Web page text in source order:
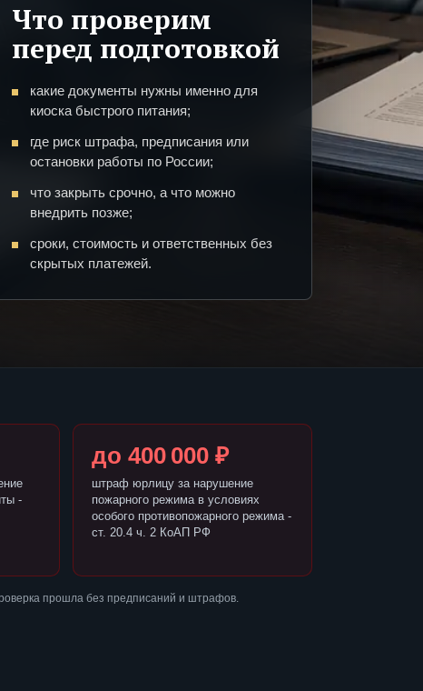
Что проверим
перед подготовкой
какие документы нужны именно для
киоска быстрого питания;
где риск штрафа, предписания или
остановки работы по России;
что закрыть срочно, а что можно
внедрить позже;
сроки, стоимость и ответственных без
скрытых платежей.
-
до 400 000 ₽
штраф юрлицу за нарушение
пожарного режима в условиях
особого противопожарного режима -
ст. 20.4 ч. 2 КоАП РФ
прошла без предписаний и штрафов.